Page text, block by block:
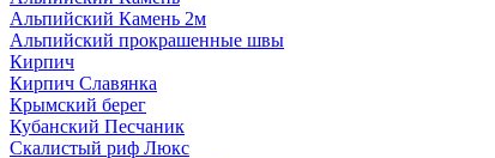
Альпийский Камень 2м
Альпийский прокрашенные швы
Кирпич
Кирпич Славянка
Крымский берег
Кубанский Песчаник
Скалистый риф Люкс